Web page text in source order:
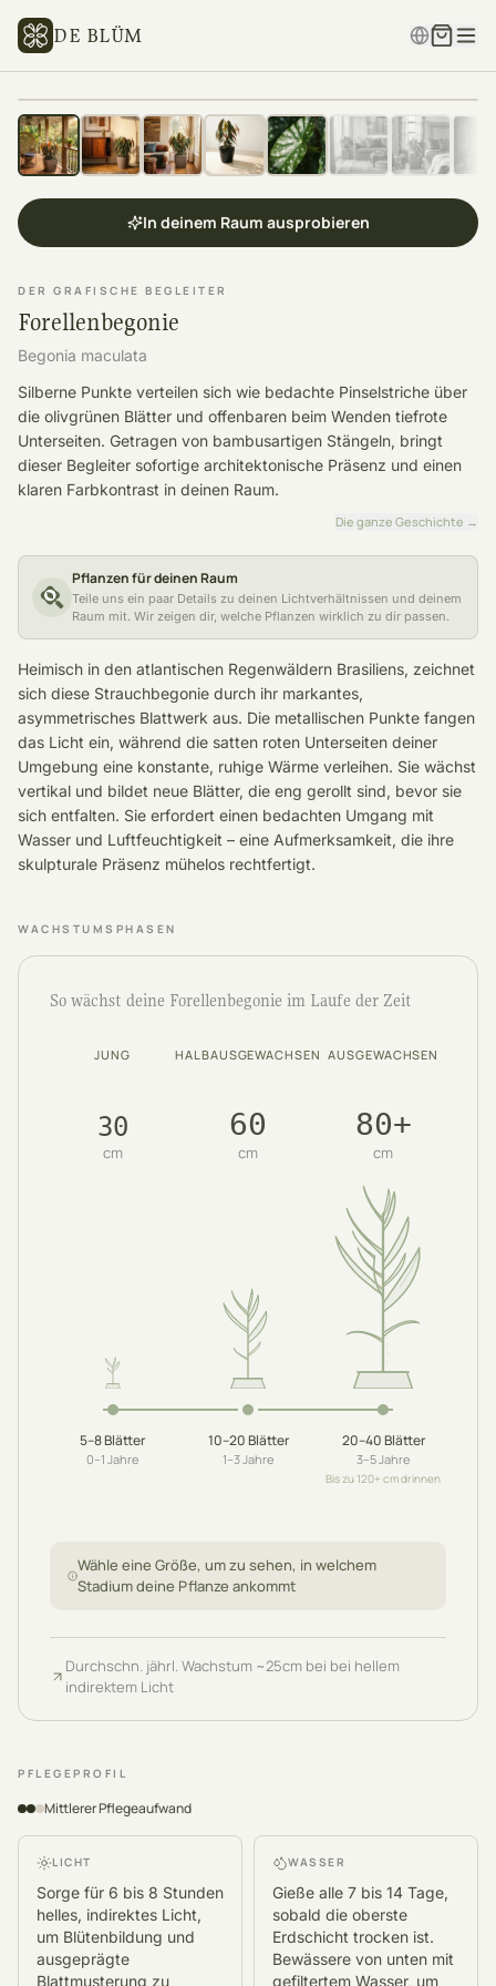
DE BLÜM
In deinem Raum ausprobieren
DER GRAFISCHE BEGLEITER
Forellenbegonie
Begonia maculata
Silberne Punkte verteilen sich wie bedachte Pinselstriche über
die olivgrünen Blätter und offenbaren beim Wenden tiefrote
Unterseiten. Getragen von bambusartigen Stängeln, bringt
dieser Begleiter sofortige architektonische Präsenz und einen
klaren Farbkontrast in deinen Raum.
Die ganze Geschichte →
Pflanzen für deinen Raum
Teile uns ein paar Details zu deinen Lichtverhältnissen und deinem
Raum mit. Wir zeigen dir, welche Pflanzen wirklich zu dir passen.
Heimisch in den atlantischen Regenwäldern Brasiliens, zeichnet
sich diese Strauchbegonie durch ihr markantes,
asymmetrisches Blattwerk aus. Die metallischen Punkte fangen
das Licht ein, während die satten roten Unterseiten deiner
Umgebung eine konstante, ruhige Wärme verleihen. Sie wächst
vertikal und bildet neue Blätter, die eng gerollt sind, bevor sie
sich entfalten. Sie erfordert einen bedachten Umgang mit
Wasser und Luftfeuchtigkeit – eine Aufmerksamkeit, die ihre
skulpturale Präsenz mühelos rechtfertigt.
WACHSTUMSPHASEN
So wächst deine Forellenbegonie im Laufe der Zeit
JUNG
30
cm
5–8Blätter
0–1 Jahre
HALBAUSGEWACHSEN
60
cm
10–20Blätter
1–3Jahre
AUSGEWACHSEN
80+
cm
20–40Blätter
3–5Jahre
Bis zu 120+ cm drinnen
Wähle eine Größe, um zu sehen, in welchem
Stadium deine Pflanze ankommt
Durchschn. jährl. Wachstum ~25cm bei bei hellem
indirektem Licht
PFLEGEPROFIL
Mittlerer Pflegeaufwand
LICHT
Sorge für 6 bis 8 Stunden
helles, indirektes Licht,
um Blütenbildung und
ausgeprägte
Blattmusterung zu
WASSER
Gieße alle 7 bis 14 Tage,
sobald die oberste
Erdschicht trocken ist.
Bewässere von unten mit
gefiltertem Wasser, um